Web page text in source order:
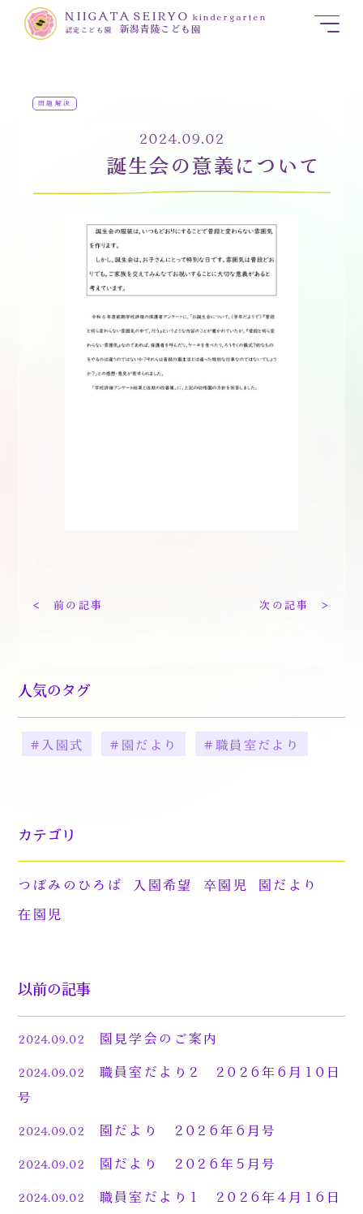
NIIGATA SEIRYO kindergarten
認定こども園 新潟青陵こども園
問題解決
2024.09.02
誕生会の意義について
< 前の記事 次の記事 >
人気のタグ
#入園式 #園だより #職員室だより
カテゴリ
つぼみのひろば 入園希望 卒園児
園だより
在園児
以前の記事
2024.09.02 園見学会のご案内
2024.09.02
職員室だより2 2026年6月10日
号
2024.09.02 園だより 2026年6月号
2024.09.02 園だより 2026年5月号
2024.09.02
職員室だより1 2026年4月16日